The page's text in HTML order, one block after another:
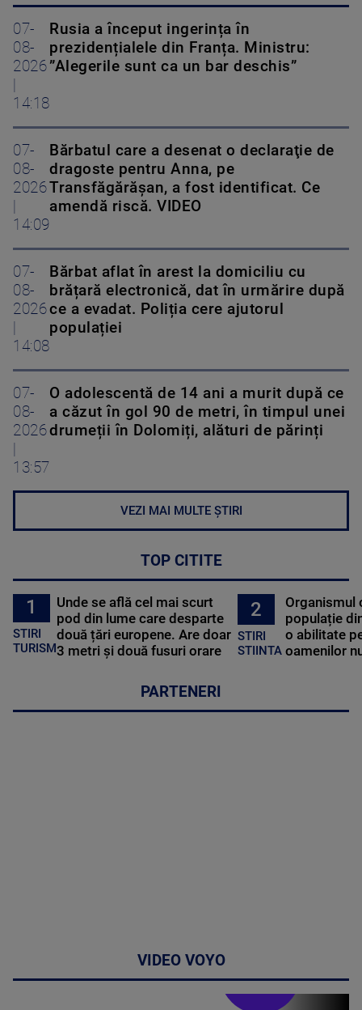
07-
08-
2026
14:18
Rusia a început ingerința în
prezidențialele din Franța. Ministru:
”Alegerile sunt ca un bar deschis”
07-
08-
2026
14:09
Bărbatul care a desenat o declaraţie de
dragoste pentru Anna, pe
Transfăgărăşan, a fost identificat. Ce
amendă riscă. VIDEO
07-
08-
2026
14:08
Bărbat aflat în arest la domiciliu cu
brățară electronică, dat în urmărire după
ce a evadat. Poliția cere ajutorul
populației
07-
08-
2026
13:57
O adolescentă de 14 ani a murit după ce
a căzut în gol 90 de metri, în timpul unei
drumeții în Dolomiți, alături de părinți
VEZI MAI MULTE ȘTIRI
TOP CITITE
1
STIRI
TURISM
Unde se află cel mai scurt
pod din lume care desparte
două țări europene. Are doar
3 metri și două fusuri orare
2
STIRI
STIINTA
Organismul
populație
o abilitate
oamenilor
PARTENERI
VIDEO VOYO